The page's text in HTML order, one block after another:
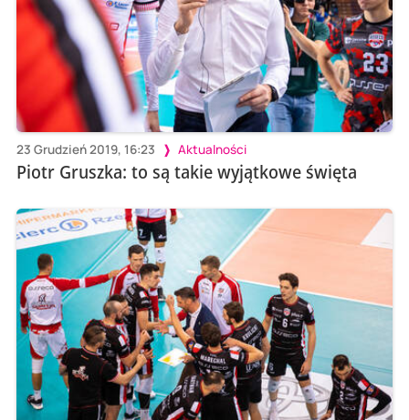
23 Grudzień 2019, 16:23 Aktualności
Piotr Gruszka: to są takie wyjątkowe święta